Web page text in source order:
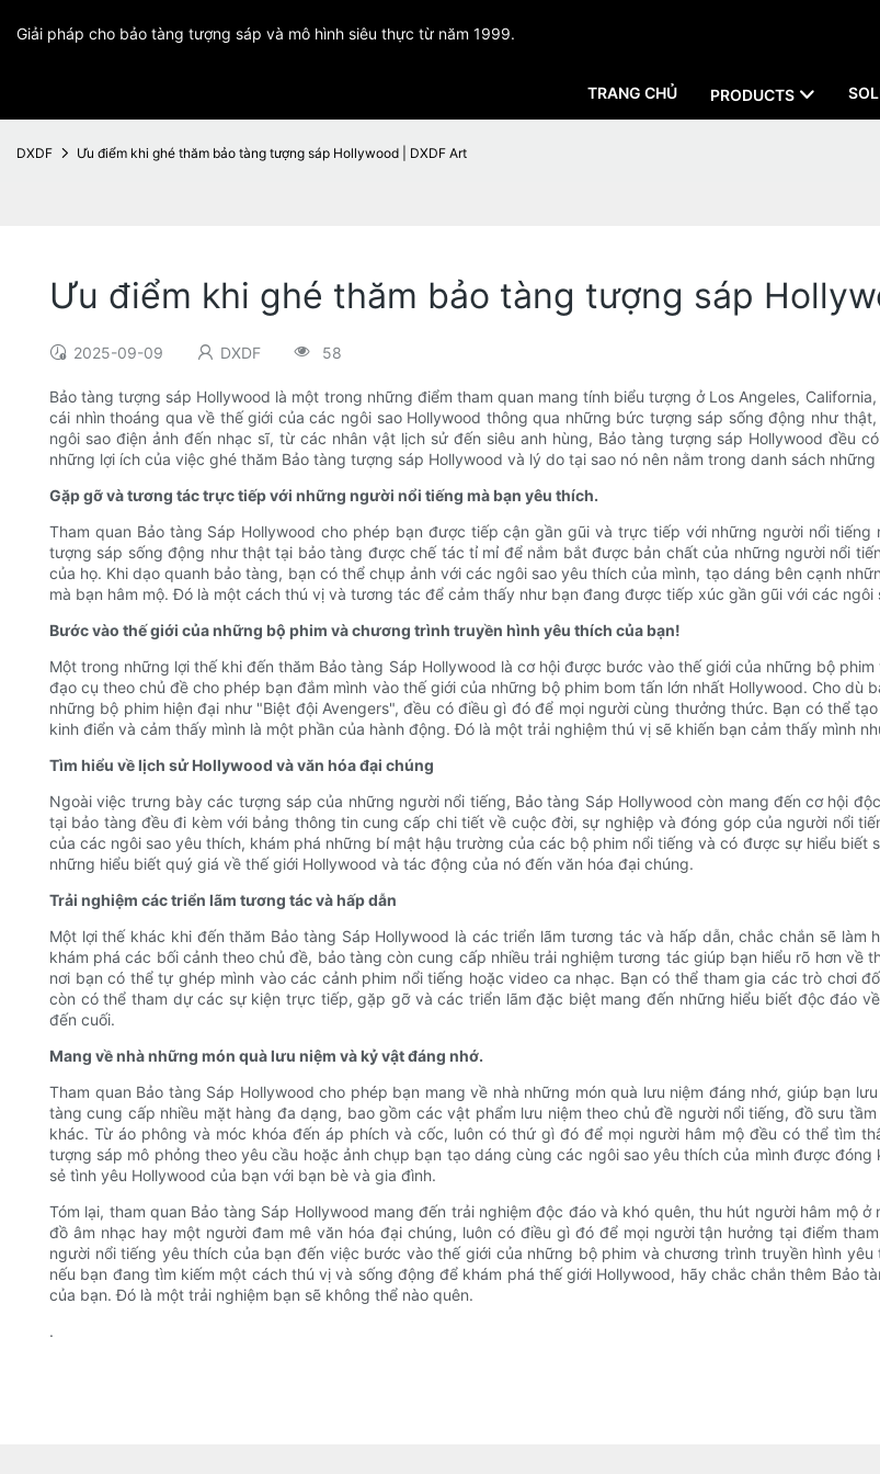
Giải pháp cho bảo tàng tượng sáp và mô hình siêu thực từ năm 1999.
TRANG CHỦ PRODUCTS
DXDF Ưu điểm khi ghé thăm bảo tàng tượng sáp Hollywood | DXDF Art
Ưu điểm khi ghé thăm bảo tàng tượng sáp
2025-09-09 DXDF 58
Bảo tàng tượng sáp Hollywood là một trong những điểm tham quan mang tính biểu tượng ở Los Angeles,
cái nhìn thoáng qua về thế giới của các ngôi sao Hollywood thông qua những bức tượng sáp sống động như
ngôi sao điện ảnh đến nhạc sĩ, từ các nhân vật lịch sử đến siêu anh hùng, Bảo tàng tượng sáp Hollywood đều
những lợi ích của việc ghé thăm Bảo tàng tượng sáp Hollywood và lý do tại sao nó nên nằm trong danh sách
Gặp gỡ và tương tác trực tiếp với những người nổi tiếng mà bạn yêu thích.
Tham quan Bảo tàng Sáp Hollywood cho phép bạn được tiếp cận gần gũi và trực tiếp với những người nổi
tượng sáp sống động như thật tại bảo tàng được chế tác tỉ mỉ để nắm bắt được bản chất của những người nổi
của họ. Khi dạo quanh bảo tàng, bạn có thể chụp ảnh với các ngôi sao yêu thích của mình, tạo dáng bên cạnh
mà bạn hâm mộ. Đó là một cách thú vị và tương tác để cảm thấy như bạn đang được tiếp xúc gần gũi với các ngôi
Bước vào thế giới của những bộ phim và chương trình truyền hình yêu thích của bạn!
Một trong những lợi thế khi đến thăm Bảo tàng Sáp Hollywood là cơ hội được bước vào thế giới của những bộ
đạo cụ theo chủ đề cho phép bạn đắm mình vào thế giới của những bộ phim bom tấn lớn nhất Hollywood. Cho dù
những bộ phim hiện đại như "Biệt đội Avengers", đều có điều gì đó để mọi người cùng thưởng thức. Bạn có thể
kinh điển và cảm thấy mình là một phần của hành động. Đó là một trải nghiệm thú vị sẽ khiến bạn cảm thấy mình
Tìm hiểu về lịch sử Hollywood và văn hóa đại chúng
Ngoài việc trưng bày các tượng sáp của những người nổi tiếng, Bảo tàng Sáp Hollywood còn mang đến cơ hội
tại bảo tàng đều đi kèm với bảng thông tin cung cấp chi tiết về cuộc đời, sự nghiệp và đóng góp của người nổi
của các ngôi sao yêu thích, khám phá những bí mật hậu trường của các bộ phim nổi tiếng và có được sự hiểu
những hiểu biết quý giá về thế giới Hollywood và tác động của nó đến văn hóa đại chúng.
Trải nghiệm các triển lãm tương tác và hấp dẫn
Một lợi thế khác khi đến thăm Bảo tàng Sáp Hollywood là các triển lãm tương tác và hấp dẫn, chắc chắn sẽ
khám phá các bối cảnh theo chủ đề, bảo tàng còn cung cấp nhiều trải nghiệm tương tác giúp bạn hiểu rõ hơn về
nơi bạn có thể tự ghép mình vào các cảnh phim nổi tiếng hoặc video ca nhạc. Bạn có thể tham gia các trò chơi
còn có thể tham dự các sự kiện trực tiếp, gặp gỡ và các triển lãm đặc biệt mang đến những hiểu biết độc đáo
đến cuối.
Mang về nhà những món quà lưu niệm và kỷ vật đáng nhớ.
Tham quan Bảo tàng Sáp Hollywood cho phép bạn mang về nhà những món quà lưu niệm đáng nhớ, giúp bạn
tàng cung cấp nhiều mặt hàng đa dạng, bao gồm các vật phẩm lưu niệm theo chủ đề người nổi tiếng, đồ sưu
khác. Từ áo phông và móc khóa đến áp phích và cốc, luôn có thứ gì đó để mọi người hâm mộ đều có thể tìm
tượng sáp mô phỏng theo yêu cầu hoặc ảnh chụp bạn tạo dáng cùng các ngôi sao yêu thích của mình được
sẻ tình yêu Hollywood của bạn với bạn bè và gia đình.
Tóm lại, tham quan Bảo tàng Sáp Hollywood mang đến trải nghiệm độc đáo và khó quên, thu hút người hâm mộ
đồ âm nhạc hay một người đam mê văn hóa đại chúng, luôn có điều gì đó để mọi người tận hưởng tại điểm
người nổi tiếng yêu thích của bạn đến việc bước vào thế giới của những bộ phim và chương trình truyền hình
nếu bạn đang tìm kiếm một cách thú vị và sống động để khám phá thế giới Hollywood, hãy chắc chắn thêm Bảo
của bạn. Đó là một trải nghiệm bạn sẽ không thể nào quên.
.